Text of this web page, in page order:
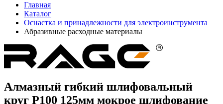
Главная
Каталог
Оснастка и принадлежности для электроинструмента
Абразивные расходные материалы
Алмазный гибкий шлифовальный
круг Р100 125мм мокрое шлифование